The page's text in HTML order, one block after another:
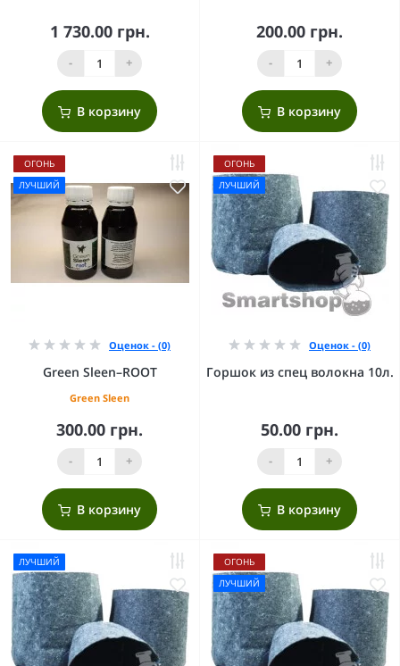
1 730.00 грн.
- +
В корзину
200.00 грн.
- +
В корзину
ОГОНЬ
ЛУЧШИЙ
Оценок - (0)
Green Sleen–ROOT
Green Sleen
300.00 грн.
- +
В корзину
ОГОНЬ
ЛУЧШИЙ
Оценок - (0)
Горшок из спец волокна 10л.
50.00 грн.
- +
В корзину
ЛУЧШИЙ
ОГОНЬ
ЛУЧШИЙ